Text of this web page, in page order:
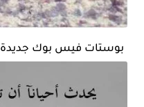
بوستات فيس بوك جديدة 2026 اجمل البوستات مصورة